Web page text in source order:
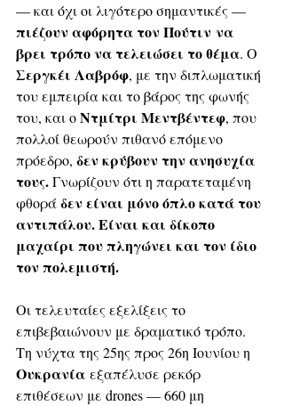
— και όχι οι λιγότερο σημαντικές —
πιέζουν αφόρητα τον Πούτιν να
βρει τρόπο να τελειώσει το θέμα. Ο
Σεργκέι Λαβρόφ, με την διπλωματική
του εμπειρία και το βάρος της φωνής
του, και ο Ντμίτρι Μεντβέντεφ, που
πολλοί θεωρούν πιθανό επόμενο
πρόεδρο, δεν κρύβουν την ανησυχία
τους. Γνωρίζουν ότι η παρατεταμένη
φθορά δεν είναι μόνο όπλο κατά του
αντιπάλου. Είναι και δίκοπο
μαχαίρι που πληγώνει και τον ίδιο
τον πολεμιστή.
Οι τελευταίες εξελίξεις το
επιβεβαιώνουν με δραματικό τρόπο.
Τη νύχτα της 25ης προς 26η Ιουνίου η
Ουκρανία εξαπέλυσε ρεκόρ
επιθέσεων με drones — 660 μη